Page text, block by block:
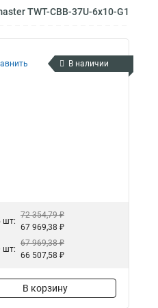
TWT-CBB-37U-6x10-G1
В наличии
шт:
72 354,79 ₽
67 969,38 ₽
шт:
67 969,38 ₽
66 507,58 ₽
В корзину